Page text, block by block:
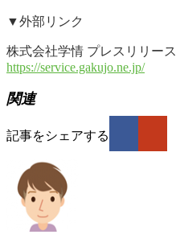
▼外部リンク
株式会社学情 プレスリリース
https://service.gakujo.ne.jp/
関連
記事をシェアする